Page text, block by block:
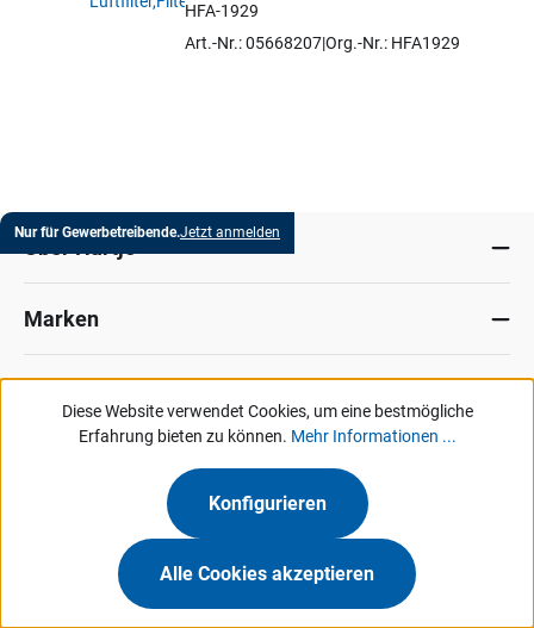
Artikel auswählen
HFA-1929
Art.-Nr.: 05668207Org.-Nr.: HFA1929
Nur für Gewerbetreibende.Jetzt anmelden
Marken
So erreichen Sie uns
DatenschutzImpressumAllg. Verkaufsbedingungen
Diese Website verwendet Cookies, um eine bestmögliche
Erfahrung bieten zu können. Mehr Informationen ...
Konfigurieren
Alle Cookies akzeptieren